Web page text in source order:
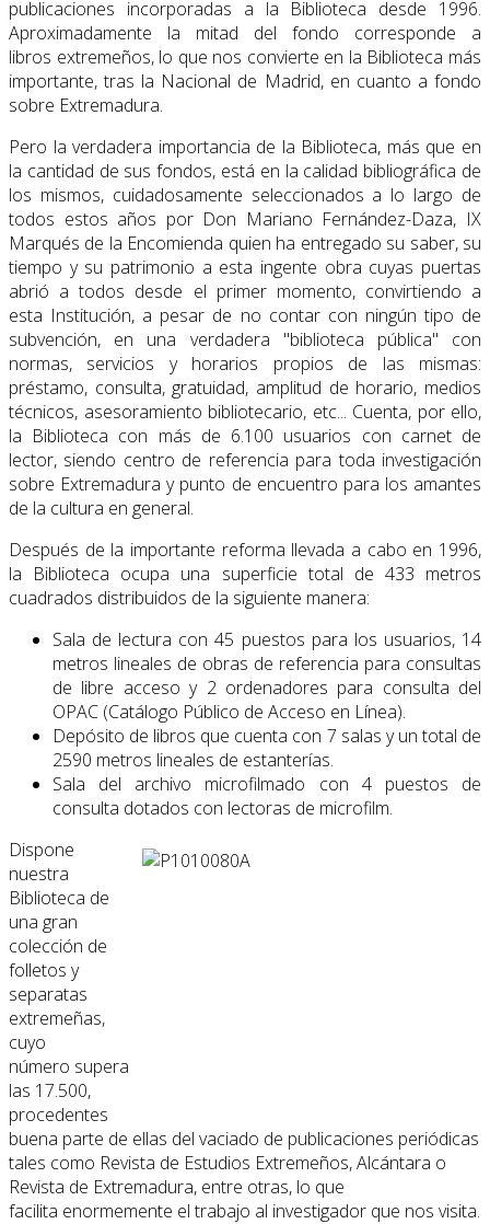
publicaciones incorporadas a la Biblioteca desde 1996.
Aproximadamente la mitad del fondo corresponde a
libros extremeños, lo que nos convierte en la Biblioteca más
importante, tras la Nacional de Madrid, en cuanto a fondo
sobre Extremadura.
Pero la verdadera importancia de la Biblioteca, más que en
la cantidad de sus fondos, está en la calidad bibliográfica de
los mismos, cuidadosamente seleccionados a lo largo de
todos estos años por Don Mariano Fernández-Daza, IX
Marqués de la Encomienda quien ha entregado su saber, su
tiempo y su patrimonio a esta ingente obra cuyas puertas
abrió a todos desde el primer momento, convirtiendo a
esta Institución, a pesar de no contar con ningún tipo de
subvención, en una verdadera "biblioteca pública" con
normas, servicios y horarios propios de las mismas:
préstamo, consulta, gratuidad, amplitud de horario, medios
técnicos, asesoramiento bibliotecario, etc... Cuenta, por ello,
la Biblioteca con más de 6.100 usuarios con carnet de
lector, siendo centro de referencia para toda investigación
sobre Extremadura y punto de encuentro para los amantes
de la cultura en general.
Después de la importante reforma llevada a cabo en 1996,
la Biblioteca ocupa una superficie total de 433 metros
cuadrados distribuidos de la siguiente manera:
Sala de lectura con 45 puestos para los usuarios, 14
metros lineales de obras de referencia para consultas
de libre acceso y 2 ordenadores para consulta del
OPAC (Catálogo Público de Acceso en Línea).
Depósito de libros que cuenta con 7 salas y un total de
2590 metros lineales de estanterías.
Sala del archivo microfilmado con 4 puestos de
consulta dotados con lectoras de microfilm.
Dispone
nuestra
Biblioteca de
una gran
colección de
folletos y
separatas
extremeñas,
cuyo
número supera
las 17.500,
procedentes
buena parte de ellas del vaciado de publicaciones periódicas
tales como Revista de Estudios Extremeños, Alcántara o
Revista de Extremadura, entre otras, lo que
facilita enormemente el trabajo al investigador que nos visita.